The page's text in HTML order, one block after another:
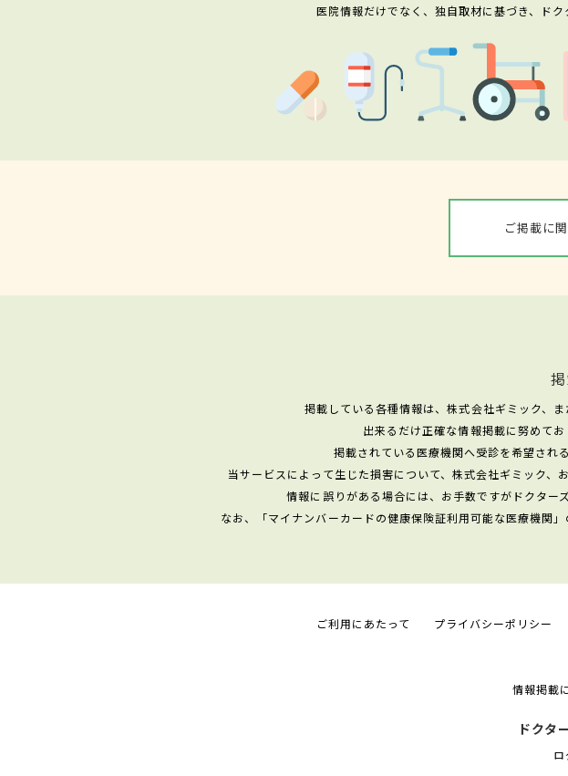
医院情報だけでなく、独自取材に基づき、ド
ご掲載に
掲載している各種情報は、株式会社ギミック、
出来るだけ正確な情報掲載に努めて
掲載されている医療機関へ受診を希望され
当サービスによって生じた損害について、株式会社ギミック、
情報に誤りがある場合には、お手数ですがドクター
なお、「マイナンバーカードの健康保険証利用可能な医療機関
ご利用にあたって プライバシーポリシー
情報掲載
ドクタ
ロ